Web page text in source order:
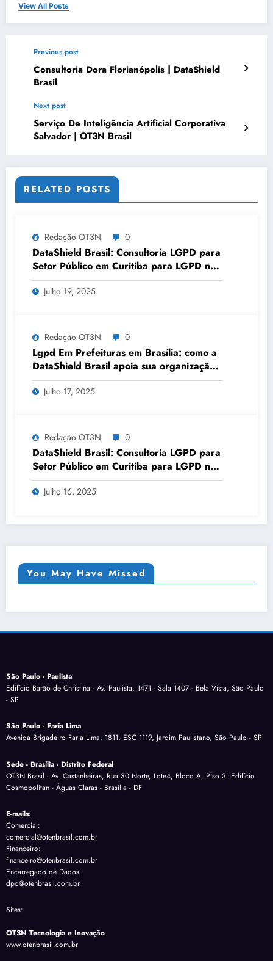
View All Posts
Previous post
Consultoria Dora Florianópolis | DataShield
Brasil
Next post
Serviço De Inteligência Artificial Corporativa
Salvador | OT3N Brasil
RELATED POSTS
Redação OT3N 0
DataShield Brasil: Consultoria LGPD para
Setor Público em Curitiba para LGPD no
setor público | Série DataShield 127
Julho 19, 2025
Redação OT3N 0
Lgpd Em Prefeituras em Brasília: como a
DataShield Brasil apoia sua organização |
Série DataShield 121
Julho 17, 2025
Redação OT3N 0
DataShield Brasil: Consultoria LGPD para
Setor Público em Curitiba para LGPD no
setor público | Série DataShield 127
Julho 16, 2025
You May Have Missed
São Paulo - Paulista
Edifício Barão de Christina - Av. Paulista, 1471 - Sala 1407 - Bela Vista, São Paulo
- SP
São Paulo - Faria Lima
Avenida Brigadeiro Faria Lima, 1811, ESC 1119, Jardim Paulistano, São Paulo - SP
Sede - Brasília - Distrito Federal
OT3N Brasil - Av. Castanheiras, Rua 30 Norte, Lote4, Bloco A, Piso 3, Edifício
Cosmopolitan - Águas Claras - Brasília - DF
E-mails:
Comercial:
comercial@otenbrasil.com.br
Financeiro:
financeiro@otenbrasil.com.br
Encarregado de Dados
dpo@otenbrasil.com.br
Sites:
OT3N Tecnologia e Inovação
www.otenbrasil.com.br